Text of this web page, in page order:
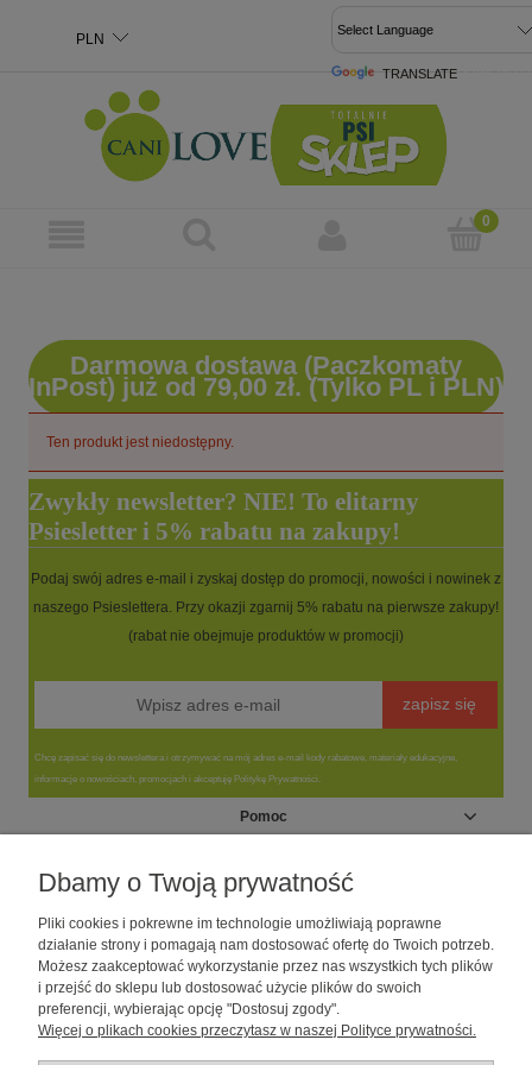
TRANSLATE
Darmowa dostawa (Paczkomaty
InPost) już od 79,00 zł. (Tylko PL i PLN)
Ten produkt jest niedostępny.
Zwykły newsletter? NIE! To elitarny
Psiesletter i 5% rabatu na zakupy!
Podaj swój adres e-mail i zyskaj dostęp do promocji, nowości i nowinek z
naszego Psieslettera. Przy okazji zgarnij 5% rabatu na pierwsze zakupy!
(rabat nie obejmuje produktów w promocji)
zapisz się
Chcę zapisać się do newslettera i otrzymywać na mój adres e-mail kody rabatowe, materiały edukacyjne,
informacje o nowościach, promocjach i akceptuję Politykę Prywatności.
Pomoc
Moje konto
Informacje
O nas
Sklep dla psów caniLOVE| NIP: 5251057141 | ul. Strzelecka 54/56, 64-
Dbamy o Twoją prywatność
Pliki cookies i pokrewne im technologie umożliwiają poprawne
działanie strony i pomagają nam dostosować ofertę do Twoich potrzeb.
Możesz zaakceptować wykorzystanie przez nas wszystkich tych plików
i przejść do sklepu lub dostosować użycie plików do swoich
preferencji, wybierając opcję "Dostosuj zgody".
Więcej o plikach cookies przeczytasz w naszej Polityce prywatności.